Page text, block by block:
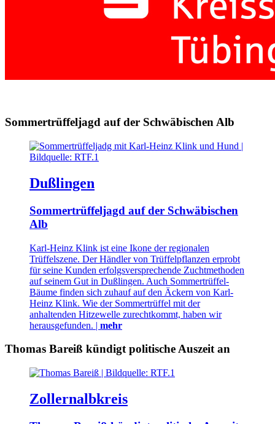
Sommertrüffeljagd auf der Schwäbischen Alb
Dußlingen
Sommertrüffeljagd auf der Schwäbischen
Alb
Karl-Heinz Klink ist eine Ikone der regionalen
Trüffelszene. Der Händler von Trüffelpflanzen erprobt
für seine Kunden erfolgsversprechende Zuchtmethoden
auf seinem Gut in Dußlingen. Auch Sommertrüffel-
Bäume finden sich zuhauf auf den Äckern von Karl-
Heinz Klink. Wie der Sommertrüffel mit der
anhaltenden Hitzewelle zurechtkommt, haben wir
herausgefunden. | mehr
Thomas Bareiß kündigt politische Auszeit an
Zollernalbkreis